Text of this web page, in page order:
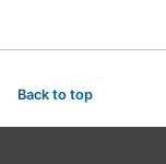
Back to top